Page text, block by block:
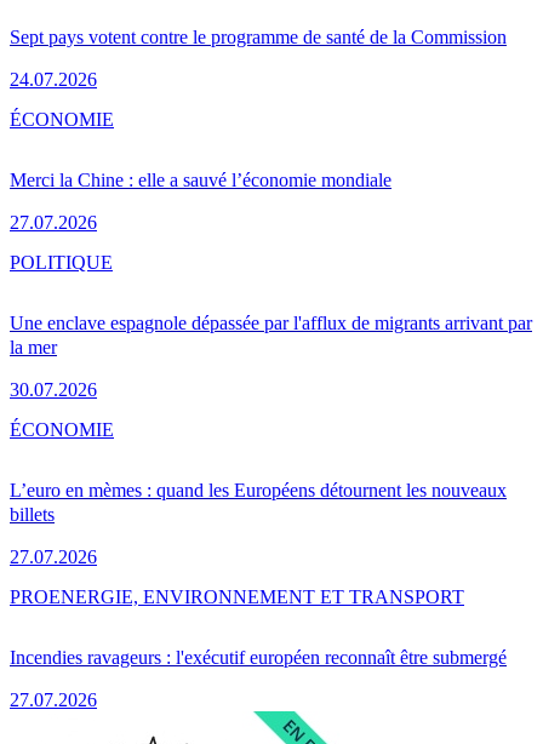
Sept pays votent contre le programme de santé de la Commission
24.07.2026
Merci la Chine : elle a sauvé l’économie mondiale
27.07.2026
ÉCONOMIE
Une enclave espagnole dépassée par l'afflux de migrants arrivant par
la mer
30.07.2026
POLITIQUE
L’euro en mèmes : quand les Européens détournent les nouveaux
billets
27.07.2026
ÉCONOMIE
Incendies ravageurs : l'exécutif européen reconnaît être submergé
27.07.2026
PROENERGIE, ENVIRONNEMENT ET TRANSPORT